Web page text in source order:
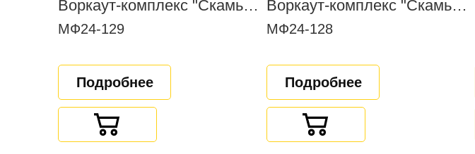
Воркаут-комплекс "Скамья для пресса в наклоне"
МФ24-129
Подробнее
Воркаут-комплекс "Скамья для пресса"
МФ24-128
Подробнее